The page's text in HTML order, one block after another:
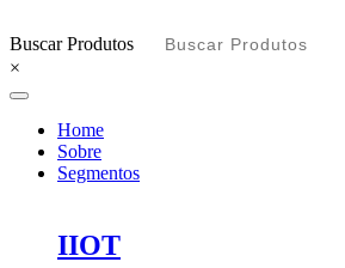
Buscar Produtos
×
Home
Sobre
Segmentos
IIOT